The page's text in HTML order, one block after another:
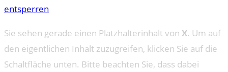
entsperren
Sie sehen gerade einen Platzhalterinhalt von X. Um auf
den eigentlichen Inhalt zuzugreifen, klicken Sie auf die
Schaltfläche unten. Bitte beachten Sie, dass dabei